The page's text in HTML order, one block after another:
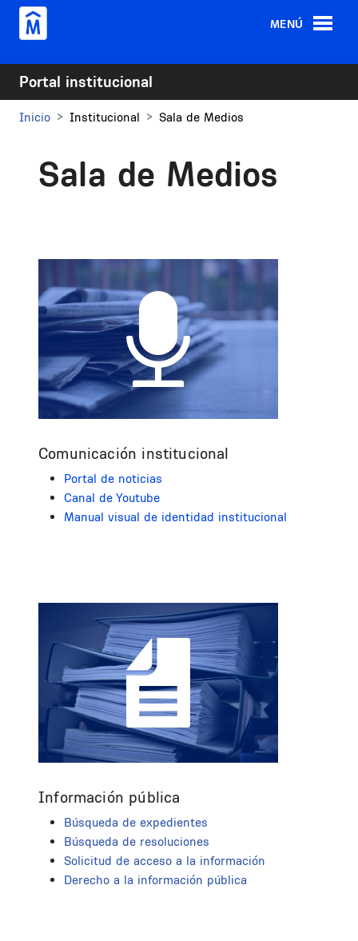
Pasar al contenido principal
MENÚ
Portal institucional
Inicio Institucional Sala de Medios
Sala de Medios
Comunicación institucional
Portal de noticias
Canal de Youtube
Manual visual de identidad institucional
Información pública
Búsqueda de expedientes
Búsqueda de resoluciones
Solicitud de acceso a la información
Derecho a la información pública